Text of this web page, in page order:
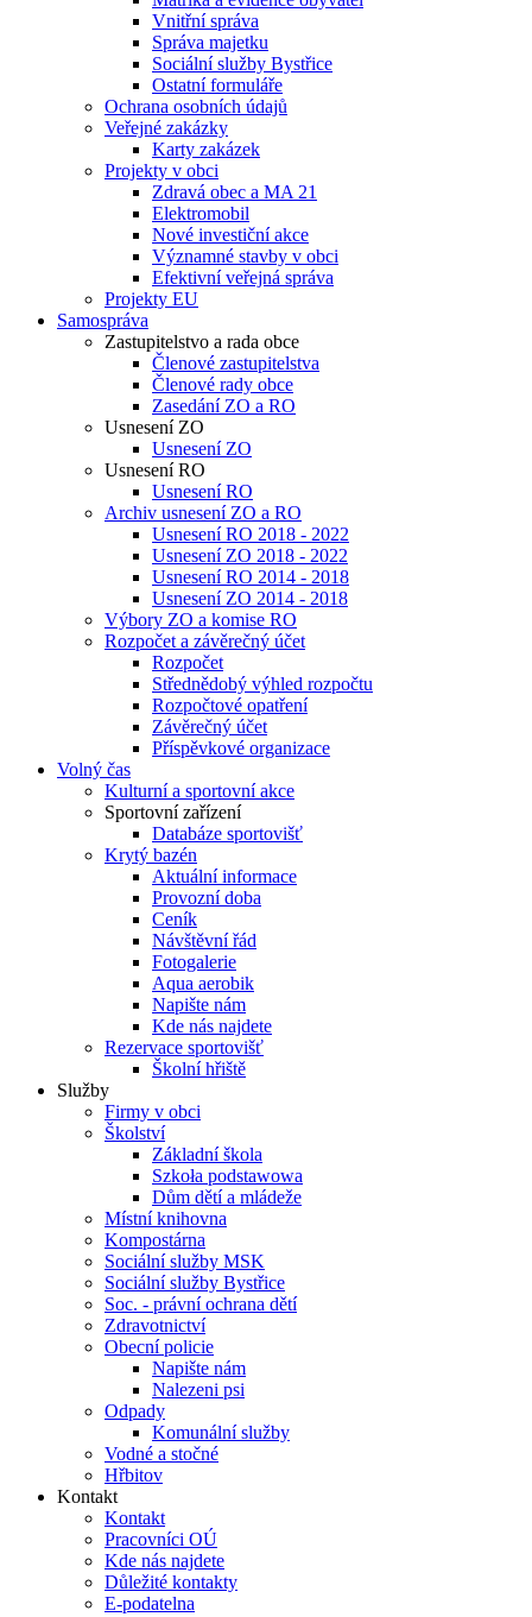
Vnitřní správa
Správa majetku
Sociální služby Bystřice
Ostatní formuláře
Ochrana osobních údajů
Veřejné zakázky
Karty zakázek
Projekty v obci
Zdravá obec a MA 21
Elektromobil
Nové investiční akce
Významné stavby v obci
Efektivní veřejná správa
Projekty EU
Samospráva
Zastupitelstvo a rada obce
Členové zastupitelstva
Členové rady obce
Zasedání ZO a RO
Usnesení ZO
Usnesení ZO
Usnesení RO
Usnesení RO
Archiv usnesení ZO a RO
Usnesení RO 2018 - 2022
Usnesení ZO 2018 - 2022
Usnesení RO 2014 - 2018
Usnesení ZO 2014 - 2018
Výbory ZO a komise RO
Rozpočet a závěrečný účet
Rozpočet
Střednědobý výhled rozpočtu
Rozpočtové opatření
Závěrečný účet
Příspěvkové organizace
Volný čas
Kulturní a sportovní akce
Sportovní zařízení
Databáze sportovišť
Krytý bazén
Aktuální informace
Provozní doba
Ceník
Návštěvní řád
Fotogalerie
Aqua aerobik
Napište nám
Kde nás najdete
Rezervace sportovišť
Školní hřiště
Služby
Firmy v obci
Školství
Základní škola
Szkoła podstawowa
Dům dětí a mládeže
Místní knihovna
Kompostárna
Sociální služby MSK
Sociální služby Bystřice
Soc. - právní ochrana dětí
Zdravotnictví
Obecní policie
Napište nám
Nalezeni psi
Odpady
Komunální služby
Vodné a stočné
Hřbitov
Kontakt
Kontakt
Pracovníci OÚ
Kde nás najdete
Důležité kontakty
E-podatelna